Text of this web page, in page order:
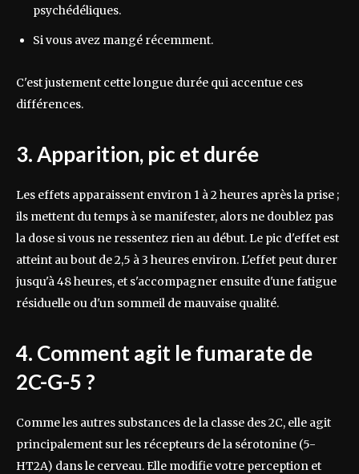
psychédéliques.
Si vous avez mangé récemment.
C'est justement cette longue durée qui accentue ces
différences.
3. Apparition, pic et durée
Les effets apparaissent environ 1 à 2 heures après la prise ;
ils mettent du temps à se manifester, alors ne doublez pas
la dose si vous ne ressentez rien au début. Le pic d'effet est
atteint au bout de 2,5 à 3 heures environ. L'effet peut durer
jusqu'à 48 heures, et s'accompagner ensuite d'une fatigue
résiduelle ou d'un sommeil de mauvaise qualité.
4. Comment agit le fumarate de
2C-G-5 ?
Comme les autres substances de la classe des 2C, elle agit
principalement sur les récepteurs de la sérotonine (5-
HT2A) dans le cerveau. Elle modifie votre perception et